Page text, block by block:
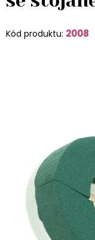
Kód produktu: 2008